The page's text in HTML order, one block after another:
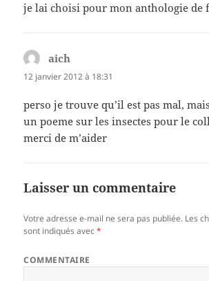
je lai choisi pour mon anthologie de
aich
12 janvier 2012 à 18:31
perso je trouve qu’il est pas mal,
un poeme sur les insectes pour le
merci de m’aider
Laisser un commentaire
Votre adresse e-mail ne sera pas publiée. Les
sont indiqués avec*
COMMENTAIRE